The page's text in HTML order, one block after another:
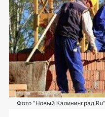
Фото "Новый Калининград.Ru"